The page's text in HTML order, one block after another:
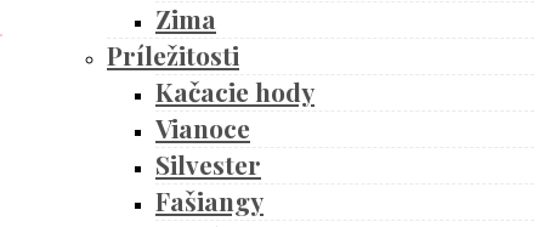
Zima
Príležitosti
Kačacie hody
Vianoce
Silvester
Fašiangy